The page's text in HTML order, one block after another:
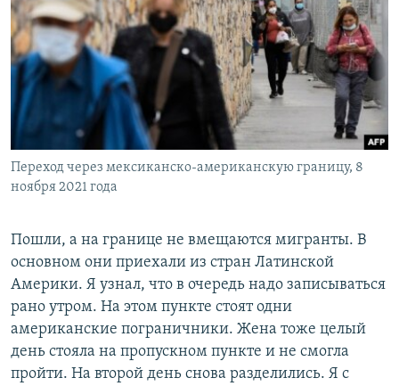
Переход через мексиканско-американскую границу, 8
ноября 2021 года
Пошли, а на границе не вмещаются мигранты. В
основном они приехали из стран Латинской
Америки. Я узнал, что в очередь надо записываться
рано утром. На этом пункте стоят одни
американские пограничники. Жена тоже целый
день стояла на пропускном пункте и не смогла
пройти. На второй день снова разделились. Я с